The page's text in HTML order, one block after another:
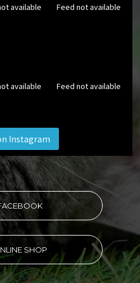
available Feed not available
available Feed not available
Instagram
SHOP